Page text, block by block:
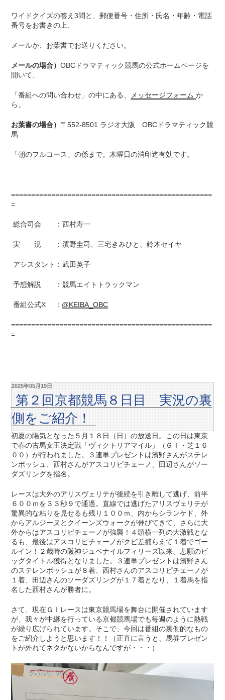
ワイドクイズの答え3問と、郵便番号・住所・氏名・年齢・電話
番号をお書きの上、
メールか、お葉書でお送りください。
メールの場合）OBCドラマティック競馬の公式ホームページを
開いて、
「番組への問い合わせ」の中にある、 メッセージフォームか
ら。
お葉書の場合） 〒552-8501 ラジオ大阪 OBCドラマティック競
馬
「朝のフルコース」の係まで。木曜日の消印迄有効です。
==================================================
=
総合司会 ：西村寿一
実 況 ：濱野圭司、三宅きみひと、鈴木セイヤ
アシスタント：武田英子
予想解説 ：競馬エイトトラックマン
番組公式X ： @KEIBA_OBC
==================================================
=
2025年05月19日
第２回京都競馬８日目 実況の裏
側をご紹介！
初夏の陽気となった５月１８日（日）の放送日。この日は東京
で春の古馬女王決定戦「ヴィクトリアマイル」（ＧⅠ・芝１６
００）が行われました。３連単プレゼントは濱野さんがステレ
ンボッシュ、西村さんがアスコリピチェーノ、田辺さんがソー
ダズリングを指名。
レースは大外のアリスヴェリテが後続を引き離して逃げ、前半
６００ｍを３３秒９で通過。直線では逃げたアリスヴェリテが
驚異的な粘りを見せるも残り１００ｍ、内からシランケド、外
からアルジーヌとクイーンズウォークが伸びてきて、さらに大
外からはアスコリピチェーノが強襲！４頭横一列の大激戦とな
るも、最後はアスコリピチェーノがクビ差捕らえて１着でゴー
ルイン！２歳時の阪神ジュベナイルフィリーズ以来、悲願のビ
ッグタイトル獲得となりました。３連単プレゼントは濱野さん
のステレンボッシュが８着、西村さんのアスコリピチェーノが
１着、田辺さんのソーダズリングが１７着となり、１着馬を指
名した西村さんが勝者に。
さて、現在ＧⅠレースは東京競馬場を舞台に開催されています
が、我々が中継を行っている京都競馬場でも毎週のように熱戦
が繰り広げられています。そこで、今回は番組の裏側的なもの
をご紹介しようと思います！！（正直に言うと、馬券プレゼン
トが外れてネタがないからなんですが・・・）